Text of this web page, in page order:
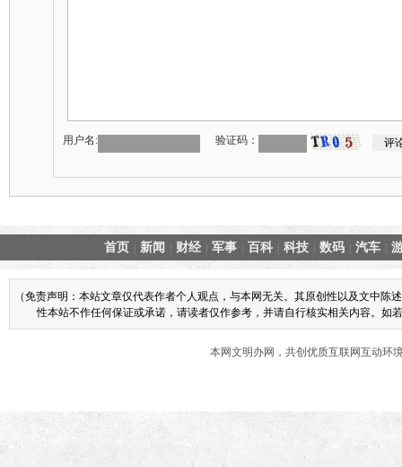
用户名: 验证码：
首页 新闻 财经 军事 百科 科技 数码 汽车
（免责声明：本站文章仅代表作者个人观点，与本网无关。其原创性以及文中
性本站不作任何保证或承诺，请读者仅作参考，并请自行核实相关内容。
本网文明办网，共创优质互联网互动